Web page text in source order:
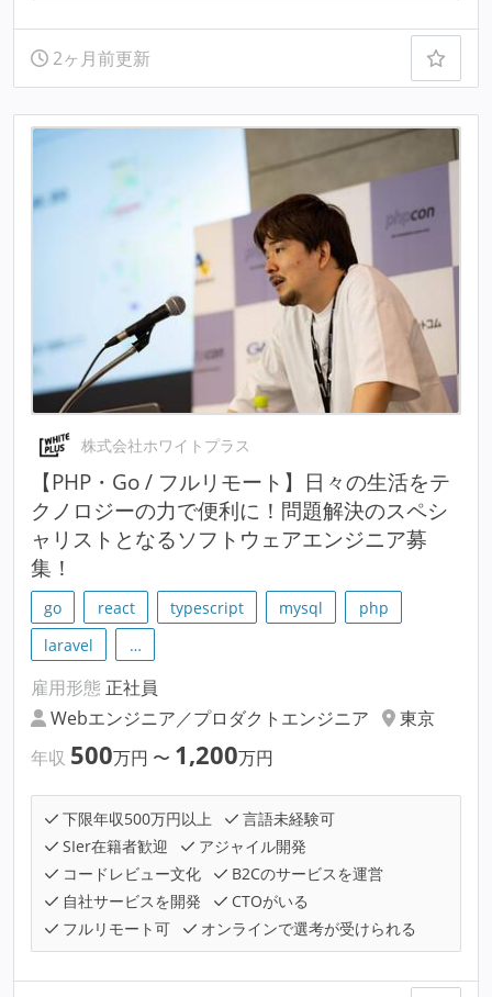
2ヶ月前更新
株式会社ホワイトプラス
【PHP・Go / フルリモート】日々の生活をテ
クノロジーの力で便利に！問題解決のスペシ
ャリストとなるソフトウェアエンジニア募
集！
go react typescript mysql
php
laravel
…
雇用形態 正社員
Webエンジニア／プロダクトエンジニア
東京
年収 500万円 〜 1,200万円
下限年収500万円以上
言語未経験可
SIer在籍者歓迎
アジャイル開発
コードレビュー文化
B2Cのサービスを運営
自社サービスを開発
CTOがいる
フルリモート可
オンラインで選考が受けられる